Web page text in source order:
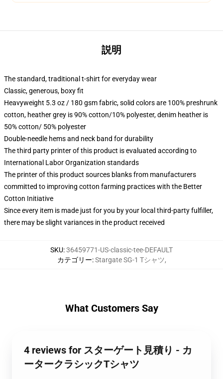
説明
The standard, traditional t-shirt for everyday wear
Classic, generous, boxy fit
Heavyweight 5.3 oz / 180 gsm fabric, solid colors are 100% preshrunk
cotton, heather grey is 90% cotton/10% polyester, denim heather is
50% cotton/ 50% polyester
Double-needle hems and neck band for durability
The third party printer of this product is evaluated according to
International Labor Organization standards
The printer of this product sources blanks from manufacturers
committed to improving cotton farming practices with the Better
Cotton Initiative
Since every item is made just for you by your local third-party fulfiller,
there may be slight variances in the product received
SKU:36459771-US-classic-tee-DEFAULT
カテゴリー:Stargate SG-1 Tシャツ,
What Customers Say
4 reviews for スターゲート見積り - カ
ータークラシックTシャツ